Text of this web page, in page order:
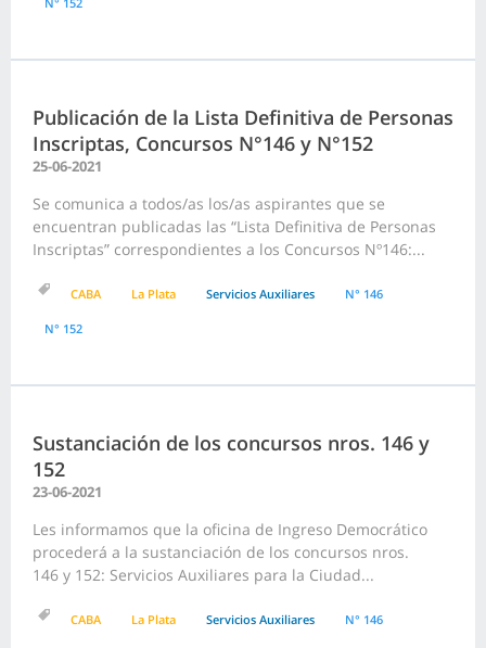
Publicación de la Lista Definitiva de Personas
Inscriptas, Concursos N°146 y N°152
25-06-2021
Se comunica a todos/as los/as aspirantes que se
encuentran publicadas las “Lista Definitiva de Personas
Inscriptas” correspondientes a los Concursos Nº146:...
CABA La Plata Servicios Auxiliares N° 146
N° 152
Sustanciación de los concursos nros. 146 y
152
23-06-2021
Les informamos que la oficina de Ingreso Democrático
procederá a la sustanciación de los concursos nros.
146 y 152: Servicios Auxiliares para la Ciudad...
CABA La Plata Servicios Auxiliares N° 146